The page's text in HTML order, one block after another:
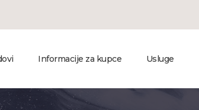
Informacije za kupce Usluge